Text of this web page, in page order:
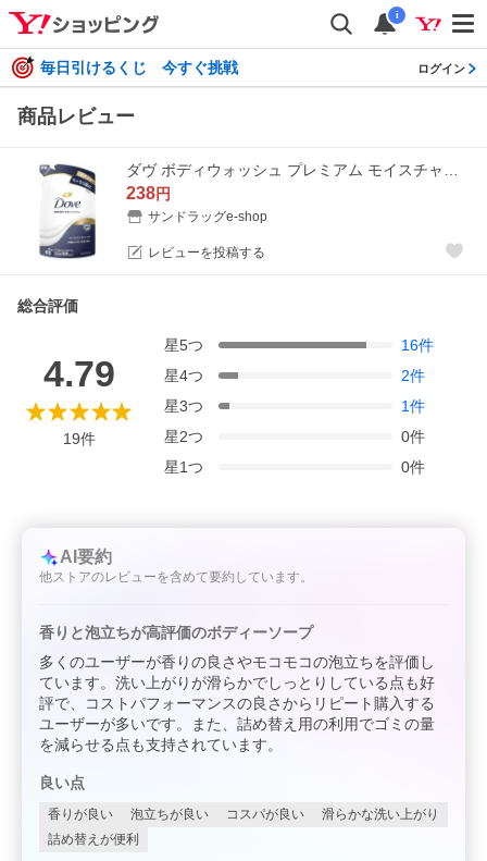
i
毎日引けるくじ 今すぐ挑戦 ログイン
商品レビュー
238円
サンドラッグe-shop
レビューを投稿する
総合評価
4.79
19件
星5つ 16件
星4つ 2件
星3つ 1件
星2つ 0件
星1つ 0件
AI要約
他ストアのレビューを含めて要約しています。
香りと泡立ちが高評価のボディーソープ
多くのユーザーが香りの良さやモコモコの泡立ちを評価し
ています。洗い上がりが滑らかでしっとりしている点も好
評で、コストパフォーマンスの良さからリピート購入する
ユーザーが多いです。また、詰め替え用の利用でゴミの量
を減らせる点も支持されています。
良い点
香りが良い 泡立ちが良い コスパが良い
滑らかな洗い上がり
詰め替えが便利